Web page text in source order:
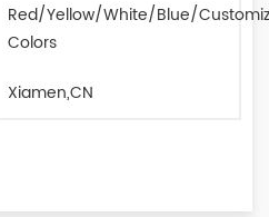
Red/Yellow/White/Blue/
Colors
Xiamen,CN